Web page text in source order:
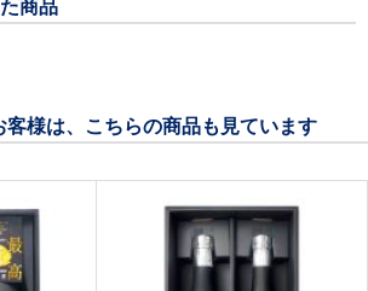
商品
客様は、こちらの商品も見ています